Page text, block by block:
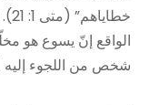
الواقع إنّ يسوع هو
شخص من اللجوء إليه